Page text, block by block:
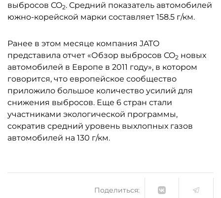
выбросов CO2. Средний показатель автомобилей
южно-корейской марки составляет 158.5 г/км.
Ранее в этом месяце компания JATO
представила отчет «Обзор выбросов CO2 новых
автомобилей в Европе в 2011 году», в котором
говорится, что европейское сообщество
приложило большое количество усилий для
снижения выбросов. Еще 6 стран стали
участниками экологической программы,
сократив средний уровень выхлопных газов
автомобилей на 130 г/км.
Поделиться: